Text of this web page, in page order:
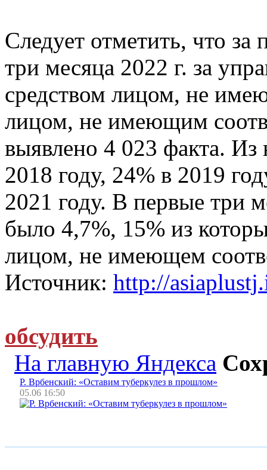
Следует отметить, что
три месяца 2022 г. за
средством лицом, не
лицом, не имеющим
выявлено 4 023 факта. Из
2018 году, 24% в 2019
2021 году. В первые три
было 4,7%, 15% из
лицом, не имеющем
Источник: http://
обсудить
На главную Яндекса
Р. Врбенский: «Оставим туберкулез в прошлом»
05.06 16:50